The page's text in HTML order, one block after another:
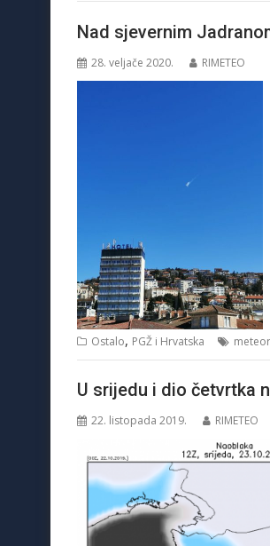
Nad sjevernim
28. veljače 2020. RIMETEO
Ostalo, PGŽ i Hrvatska meteor
U srijedu i dio četvrtka
22. listopada 2019. RIMETEO